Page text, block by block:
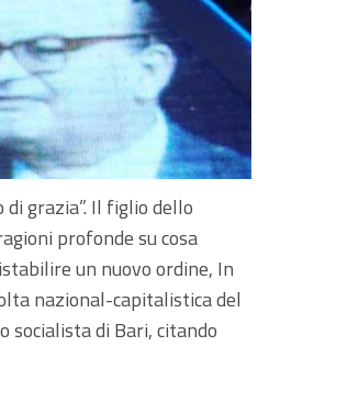
grazia”. Il figlio dello
profonde su cosa
un nuovo ordine, In
nazional-capitalistica del
socialista di Bari, citando